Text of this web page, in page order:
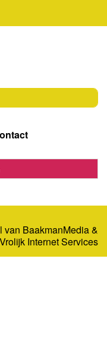
van BaakmanMedia&
Vrolijk Internet Services